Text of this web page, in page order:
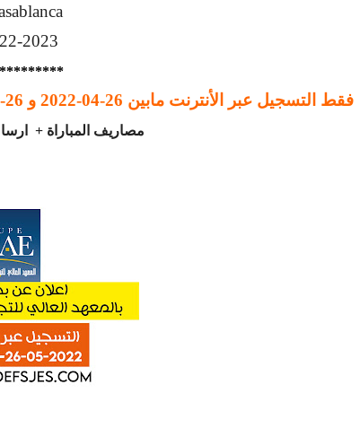
2023
فقط التسجيل عبر الأنترنت مابين 26-04-2022 و 26-05-2022
مصاريف المباراة +